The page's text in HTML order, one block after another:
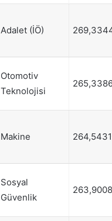
Adalet (İÖ)
Otomotiv
Teknolojisi
Makine
Sosyal
Güvenlik